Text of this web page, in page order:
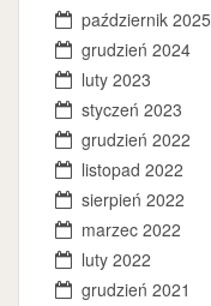
październik 2025
grudzień 2024
luty 2023
styczeń 2023
grudzień 2022
listopad 2022
sierpień 2022
marzec 2022
luty 2022
grudzień 2021